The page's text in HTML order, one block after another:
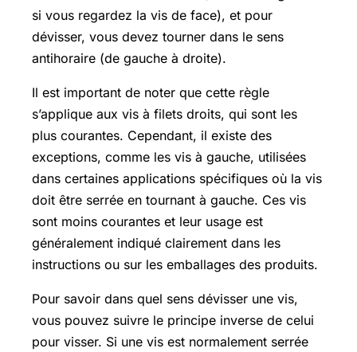
si vous regardez la vis de face), et pour
dévisser, vous devez tourner dans le sens
antihoraire (de gauche à droite).
Il est important de noter que cette règle
s’applique aux vis à filets droits, qui sont les
plus courantes. Cependant, il existe des
exceptions, comme les vis à gauche, utilisées
dans certaines applications spécifiques où la vis
doit être serrée en tournant à gauche. Ces vis
sont moins courantes et leur usage est
généralement indiqué clairement dans les
instructions ou sur les emballages des produits.
Pour savoir dans quel sens dévisser une vis,
vous pouvez suivre le principe inverse de celui
pour visser. Si une vis est normalement serrée